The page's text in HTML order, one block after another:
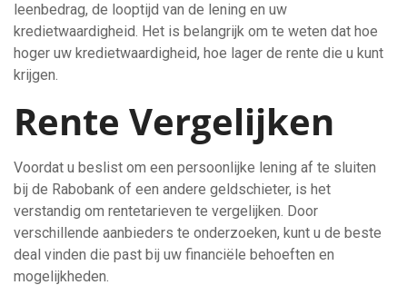
leenbedrag, de looptijd van de lening en uw
kredietwaardigheid. Het is belangrijk om te weten dat hoe
hoger uw kredietwaardigheid, hoe lager de rente die u kunt
krijgen.
Rente Vergelijken
Voordat u beslist om een persoonlijke lening af te sluiten
bij de Rabobank of een andere geldschieter, is het
verstandig om rentetarieven te vergelijken. Door
verschillende aanbieders te onderzoeken, kunt u de beste
deal vinden die past bij uw financiële behoeften en
mogelijkheden.